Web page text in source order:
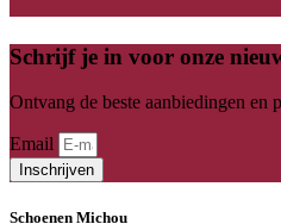
Schrijf je in voor onze
Ontvang de beste aanbiedingen en
Email
Inschrijven
Schoenen Michou